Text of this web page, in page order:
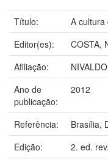
Título:
A cultura
Editor(es):
COSTA,
Afiliação:
Ano de
publicação:
2012
Referência:
Brasília,
Edição:
2. ed.